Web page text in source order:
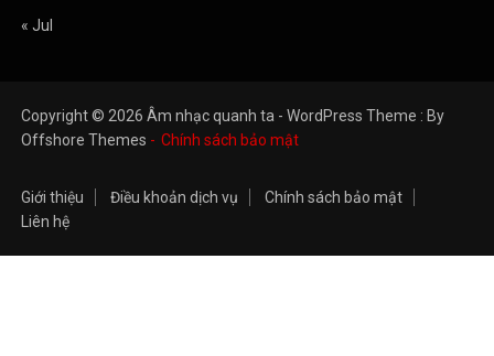
« Jul
Copyright © 2026 Âm nhạc quanh ta - WordPress Theme : By
Offshore Themes
Chính sách bảo mật
Giới thiệu Điều khoản dịch vụ
Chính sách bảo mật
Liên hệ